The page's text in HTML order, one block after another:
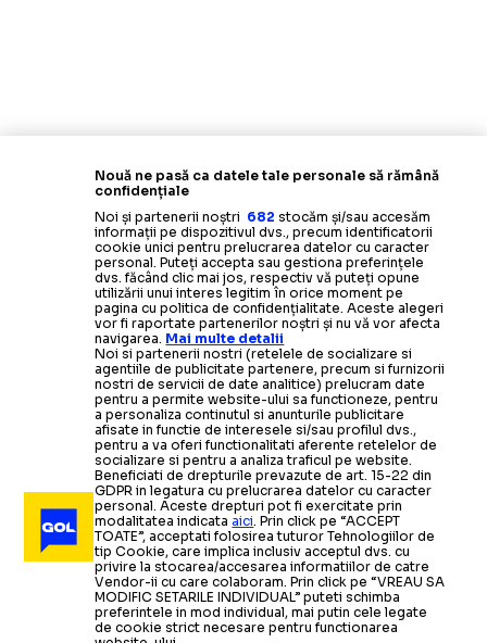
Nouă ne pasă ca datele tale personale să rămână
confidențiale
Noi și partenerii noștri 682 stocăm și/sau accesăm
informații pe dispozitivul dvs., precum identificatorii
cookie unici pentru prelucrarea datelor cu caracter
personal. Puteți accepta sau gestiona preferințele
dvs. făcând clic mai jos, respectiv vă puteți opune
utilizării unui interes legitim în orice moment pe
pagina cu politica de confidențialitate. Aceste alegeri
vor fi raportate partenerilor noștri și nu vă vor afecta
navigarea. Mai multe detalii
Noi si partenerii nostri (retelele de socializare si
agentiile de publicitate partenere, precum si furnizorii
nostri de servicii de date analitice) prelucram date
pentru a permite website-ului sa functioneze, pentru
a personaliza continutul si anunturile publicitare
afisate in functie de interesele si/sau profilul dvs.,
pentru a va oferi functionalitati aferente retelelor de
socializare si pentru a analiza traficul pe website.
Beneficiati de drepturile prevazute de art. 15-22 din
GDPR in legatura cu prelucrarea datelor cu caracter
personal. Aceste drepturi pot fi exercitate prin
modalitatea indicataaici. Prin click pe “ACCEPT
TOATE”, acceptati folosirea tuturor Tehnologiilor de
tip Cookie, care implica inclusiv acceptul dvs. cu
privire la stocarea/accesarea informatiilor de catre
Vendor-ii cu care colaboram. Prin click pe “VREAU SA
MODIFIC SETARILE INDIVIDUAL” puteti schimba
preferintele in mod individual, mai putin cele legate
de cookie strict necesare pentru functionarea